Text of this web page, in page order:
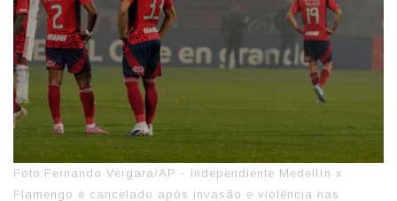
Foto:Fernando Vergara/AP - Independiente Medellín x
Flamengo é cancelado após invasão e violência nas